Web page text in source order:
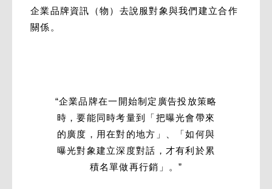
企業品牌資訊（物）去說服對象與我們建立合作
關係。
“企業品牌在一開始制定廣告投放策略
時，要能同時考量到「把曝光會帶來
的廣度，用在對的地方」、「如何與
曝光對象建立深度對話，才有利於累
積名單做再行銷」。”